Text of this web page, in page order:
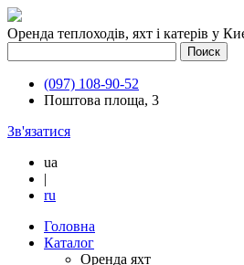
Оренда теплоходів, яхт і катерів у
(097) 108-90-52
Поштова площа, 3
Зв'язатися
ua
|
ru
Головна
Каталог
Оренда яхт